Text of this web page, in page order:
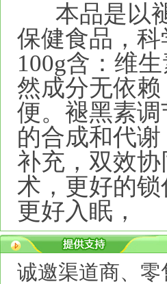
本品是以
保健食品，
100g含：维
然成分无依
便。褪黑素
的合成和代
补充，双效
术，更好的
更好入眠，
诚邀渠道商、